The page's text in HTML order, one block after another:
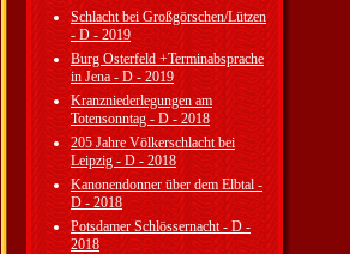
Schlacht bei Großgörschen/Lützen
- D - 2019
Burg Osterfeld +Terminabsprache
in Jena - D - 2019
Kranzniederlegungen am
Totensonntag - D - 2018
205 Jahre Völkerschlacht bei
Leipzig - D - 2018
Kanonendonner über dem Elbtal -
D - 2018
Potsdamer Schlössernacht - D -
2018